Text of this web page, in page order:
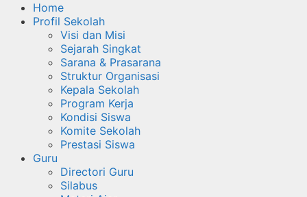
Home
Profil Sekolah
Visi dan Misi
Sejarah Singkat
Sarana & Prasarana
Struktur Organisasi
Kepala Sekolah
Program Kerja
Kondisi Siswa
Komite Sekolah
Prestasi Siswa
Guru
Directori Guru
Silabus